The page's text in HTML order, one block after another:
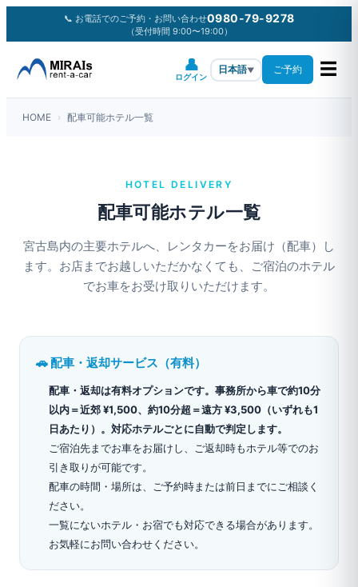
📞 お電話でのご予約・お問い合わせ0980-79-9278
（受付時間 9:00〜19:00）
👤
ログイン
日本語▼ ご予約 ☰
HOME › 配車可能ホテル一覧
HOTEL DELIVERY
配車可能ホテル一覧
宮古島内の主要ホテルへ、レンタカーをお届け（配車）し
ます。お店までお越しいただかなくても、ご宿泊のホテル
でお車をお受け取りいただけます。
🚗 配車・返却サービス（有料）
配車・返却は有料オプションです。事務所から車で約10分
以内＝近郊 ¥1,500、約10分超＝遠方 ¥3,500（いずれも1
日あたり）。対応ホテルごとに自動で判定します。
ご宿泊先までお車をお届けし、ご返却時もホテル等でのお
引き取りが可能です。
配車の時間・場所は、ご予約時または前日までにご相談く
ださい。
一覧にないホテル・お宿でも対応できる場合があります。
お気軽にお問い合わせください。